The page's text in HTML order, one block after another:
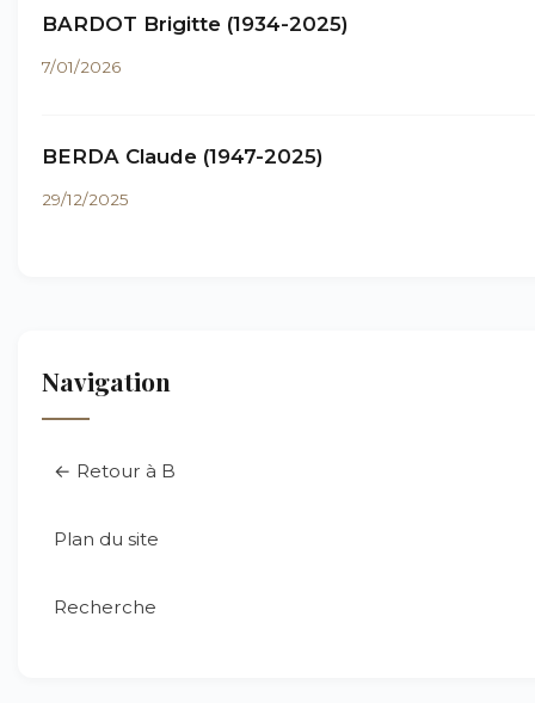
BARDOT Brigitte (1934-2025)
7/01/2026
BERDA Claude (1947-2025)
29/12/2025
Navigation
← Retour à B
Plan du site
Recherche